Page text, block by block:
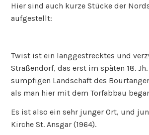
Hier sind auch kurze Stücke der
aufgestellt:
Twist ist ein langgestrecktes und
Straßendorf, das erst im späten 18.
sumpfigen Landschaft des
als man hier mit dem Torfabbau
Es ist also ein sehr junger Ort, und
Kirche St. Ansgar (1964).